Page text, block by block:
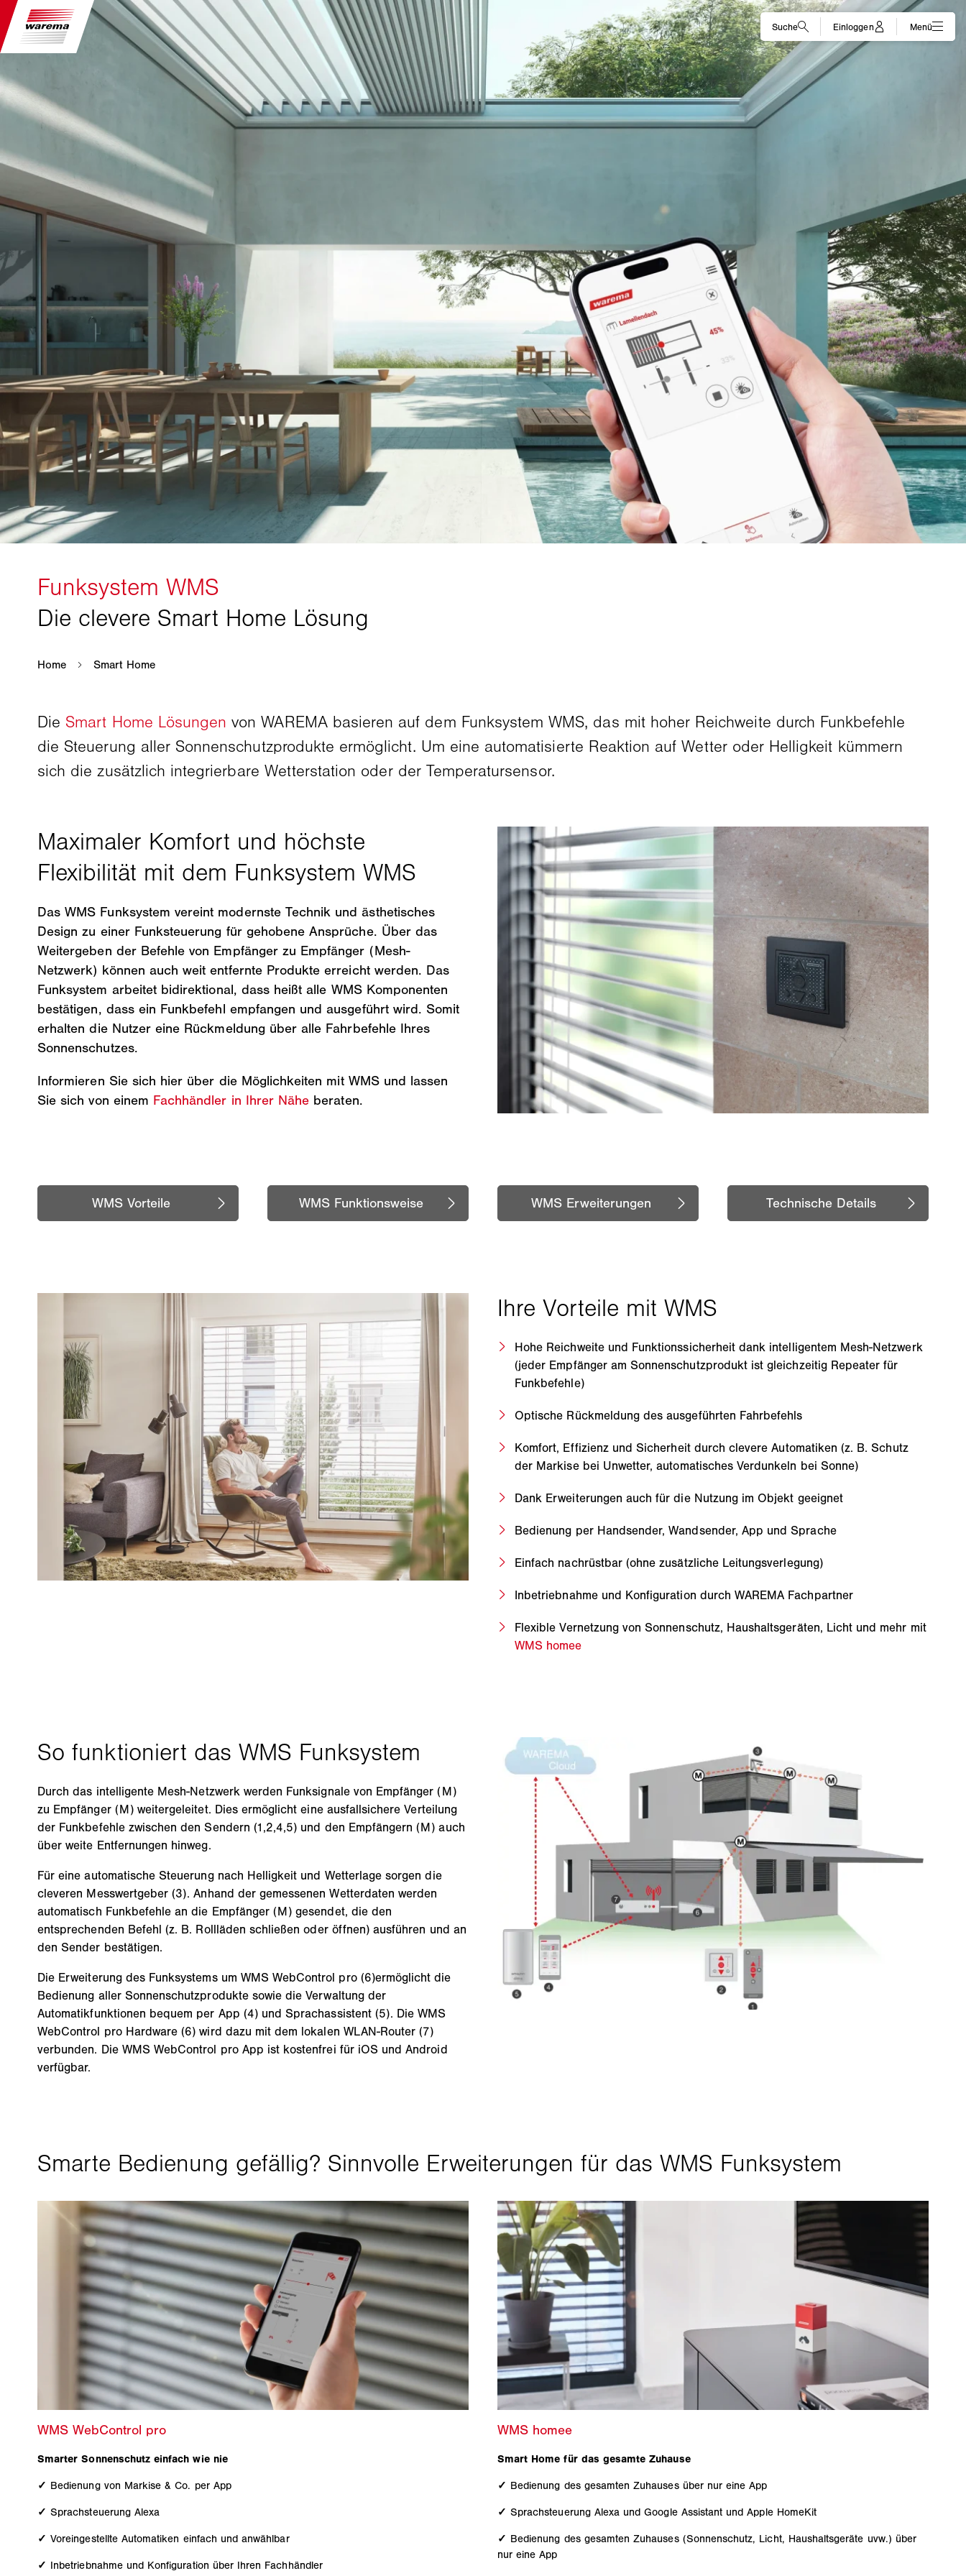
Die Smart Home Lösungen von WAREMA basieren auf dem Funksystem WMS, das mit hoher Reichweite durch Funkbefehle
die Steuerung aller Sonnenschutzprodukte ermöglicht. Um eine automatisierte Reaktion auf Wetter oder Helligkeit kümmern
sich die zusätzlich integrierbare Wetterstation oder der Temperatursensor.
Das WMS Funksystem vereint modernste Technik und ästhetisches
Design zu einer Funksteuerung für gehobene Ansprüche. Über das
Weitergeben der Befehle von Empfänger zu Empfänger (Mesh-
Netzwerk) können auch weit entfernte Produkte erreicht werden. Das
Funksystem arbeitet bidirektional, dass heißt alle WMS Komponenten
bestätigen, dass ein Funkbefehl empfangen und ausgeführt wird. Somit
erhalten die Nutzer eine Rückmeldung über alle Fahrbefehle Ihres
Sonnenschutzes.
Informieren Sie sich hier über die Möglichkeiten mit WMS und lassen
Sie sich von einem Fachhändler in Ihrer Nähe beraten.
Hohe Reichweite und Funktionssicherheit dank intelligentem Mesh-Netzwerk
(jeder Empfänger am Sonnenschutzprodukt ist gleichzeitig Repeater für
Funkbefehle)
Optische Rückmeldung des ausgeführten Fahrbefehls
Komfort, Effizienz und Sicherheit durch clevere Automatiken (z. B. Schutz
der Markise bei Unwetter, automatisches Verdunkeln bei Sonne)
Dank Erweiterungen auch für die Nutzung im Objekt geeignet
Bedienung per Handsender, Wandsender, App und Sprache
Einfach nachrüstbar (ohne zusätzliche Leitungsverlegung)
Inbetriebnahme und Konfiguration durch WAREMA Fachpartner
Flexible Vernetzung von Sonnenschutz, Haushaltsgeräten, Licht und mehr mit
WMS homee
Durch das intelligente Mesh-Netzwerk werden Funksignale von Empfänger (M)
zu Empfänger (M) weitergeleitet. Dies ermöglicht eine ausfallsichere Verteilung
der Funkbefehle zwischen den Sendern (1,2,4,5) und den Empfängern (M) auch
über weite Entfernungen hinweg.
Für eine automatische Steuerung nach Helligkeit und Wetterlage sorgen die
cleveren Messwertgeber (3). Anhand der gemessenen Wetterdaten werden
automatisch Funkbefehle an die Empfänger (M) gesendet, die den
entsprechenden Befehl (z. B. Rollläden schließen oder öffnen) ausführen und an
den Sender bestätigen.
Die Erweiterung des Funksystems um WMS WebControl pro (6)ermöglicht die
Bedienung aller Sonnenschutzprodukte sowie die Verwaltung der
Automatikfunktionen bequem per App (4) und Sprachassistent (5). Die WMS
WebControl pro Hardware (6) wird dazu mit dem lokalen WLAN-Router (7)
verbunden. Die WMS WebControl pro App ist kostenfrei für iOS und Android
verfügbar.
Smarter Sonnenschutz einfach wie nie
✓ Bedienung von Markise & Co. per App
✓Sprachsteuerung Alexa
✓Voreingestellte Automatiken einfach und anwählbar
✓ Inbetriebnahme und Konfiguration über Ihren Fachhändler
Smart Home für das gesamte Zuhause
✓ Bedienung des gesamten Zuhauses über nur eine App
✓Sprachsteuerung Alexa und Google Assistant und Apple HomeKit
✓ Bedienung des gesamten Zuhauses (Sonnenschutz, Licht, Haushaltsgeräte uvw.) über
nur eine App